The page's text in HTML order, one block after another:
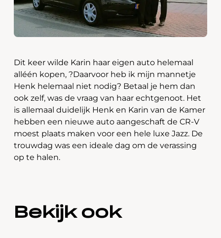
Dit keer wilde Karin haar eigen auto helemaal
alléén kopen, ?Daarvoor heb ik mijn mannetje
Henk helemaal niet nodig? Betaal je hem dan
ook zelf, was de vraag van haar echtgenoot. Het
is allemaal duidelijk Henk en Karin van de Kamer
hebben een nieuwe auto aangeschaft de CR-V
moest plaats maken voor een hele luxe Jazz. De
trouwdag was een ideale dag om de verassing
op te halen.
Bekijk ook